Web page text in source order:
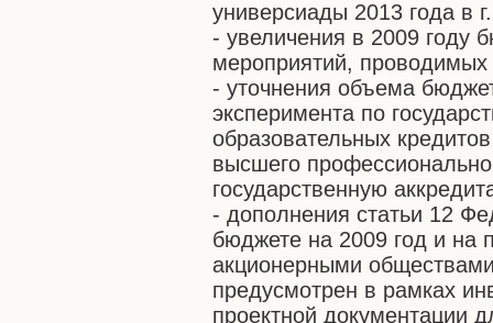
универсиады 2013 года в
- увеличения в 2009 году
мероприятий,
- уточнения объема
эксперимента по
образовательных
высшего
государственную
- дополнения статьи 12
бюджете на 2009 год и на
акционерными
предусмотрен в рамках
проектной документации